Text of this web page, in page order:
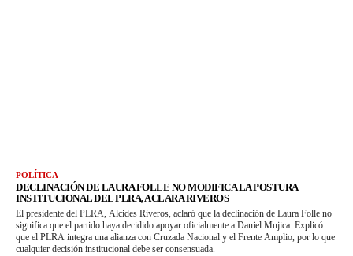
POLÍTICA
DECLINACIÓN DE LAURA FOLLE NO MODIFICA LA POSTURA
INSTITUCIONAL DEL PLRA, ACLARA RIVEROS
El presidente del PLRA, Alcides Riveros, aclaró que la declinación de Laura Folle no
significa que el partido haya decidido apoyar oficialmente a Daniel Mujica. Explicó
que el PLRA integra una alianza con Cruzada Nacional y el Frente Amplio, por lo que
cualquier decisión institucional debe ser consensuada.